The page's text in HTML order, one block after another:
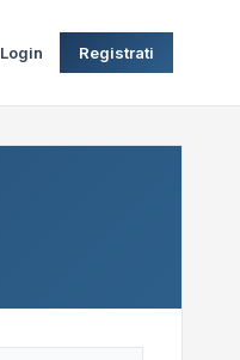
Login Registrati